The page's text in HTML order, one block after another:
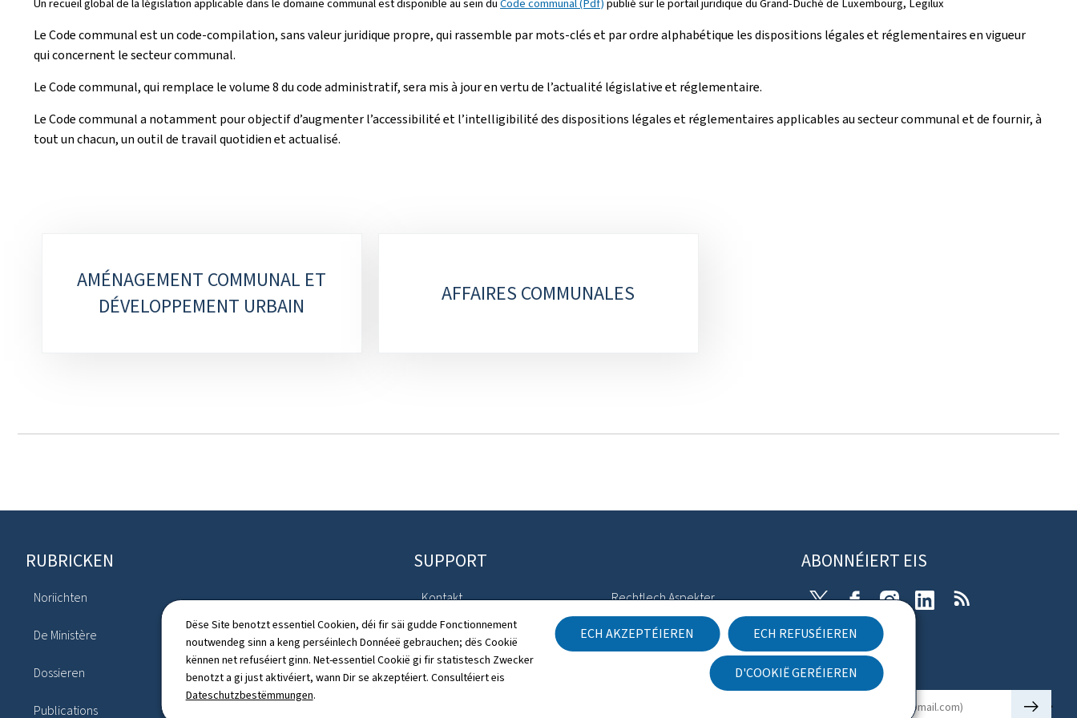
Dëse Site benotzt essentiel Cookien, déi fir säi gudde Fonctionnement
noutwendeg sinn a keng perséinlech Donnéeë gebrauchen; dës Cookië
kënnen net refuséiert ginn. Net-essentiel Cookië gi fir statistesch Zwecker
benotzt a gi just aktivéiert, wann Dir se akzeptéiert. Consultéiert eis
Dateschutzbestëmmungen.
ECH AKZEPTÉIEREN ECH REFUSÉIEREN
D'COOKIË GERÉIEREN
Un recueil global de la législation applicable dans le domaine communal est disponible au sein du Code communal (Pdf) publié sur le portail juridique du Grand-Duché de Luxembourg, Legilux
Le Code communal est un code-compilation, sans valeur juridique propre, qui rassemble par mots-clés et par ordre alphabétique les dispositions légales et réglementaires en vigueur
qui concernent le secteur communal.
Le Code communal, qui remplace le volume 8 du code administratif, sera mis à jour en vertu de l’actualité législative et réglementaire.
Le Code communal a notamment pour objectif d’augmenter l’accessibilité et l’intelligibilité des dispositions légales et réglementaires applicables au secteur communal et de fournir, à
tout un chacun, un outil de travail quotidien et actualisé.
sectionsAMÉNAGEMENT COMMUNAL ET
DÉVELOPPEMENT URBAIN
AFFAIRES COMMUNALES
Fousszeil
RUBRICKEN
Noriichten
De Ministère
Dossieren
Publications
Legislatioun
Annuaire
SUPPORT
Kontakt
Sitemap
Iwwert dës Websäit
Rechtlech Aspekter
Accessibilitéitserklärung
Gestioun vu Cookien
ABONNÉIERT EIS
X FacebookInstagramLinkedin
Newsletter
🡒